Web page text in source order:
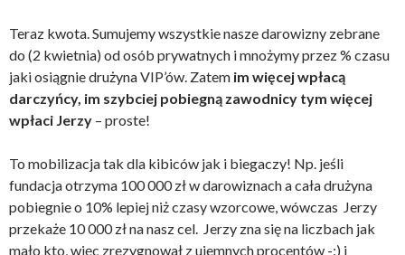
Teraz kwota. Sumujemy wszystkie nasze darowizny zebrane
do (2 kwietnia) od osób prywatnych i mnożymy przez % czasu
jaki osiągnie drużyna VIP’ów. Zatem im więcej wpłacą
darczyńcy, im szybciej pobiegną zawodnicy tym więcej
wpłaci Jerzy – proste!
To mobilizacja tak dla kibiców jak i biegaczy! Np. jeśli
fundacja otrzyma 100 000 zł w darowiznach a cała drużyna
pobiegnie o 10% lepiej niż czasy wzorcowe, wówczas Jerzy
przekaże 10 000 zł na nasz cel. Jerzy zna się na liczbach jak
mało kto, więc zrezygnował z ujemnych procentów -:) i